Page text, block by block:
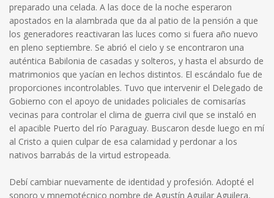
preparado una celada. A las doce de la noche esperaron
apostados en la alambrada que da al patio de la pensión a que
los generadores reactivaran las luces como si fuera año nuevo
en pleno septiembre. Se abrió el cielo y se encontraron una
auténtica Babilonia de casadas y solteros, y hasta el absurdo de
matrimonios que yacían en lechos distintos. El escándalo fue de
proporciones incontrolables. Tuvo que intervenir el Delegado de
Gobierno con el apoyo de unidades policiales de comisarías
vecinas para controlar el clima de guerra civil que se instaló en
el apacible Puerto del río Paraguay. Buscaron desde luego en mí
al Cristo a quien culpar de esa calamidad y perdonar a los
nativos barrabás de la virtud estropeada.
Debí cambiar nuevamente de identidad y profesión. Adopté el
sonoro y mnemotécnico nombre de Agustín Aguilar Aguilera,